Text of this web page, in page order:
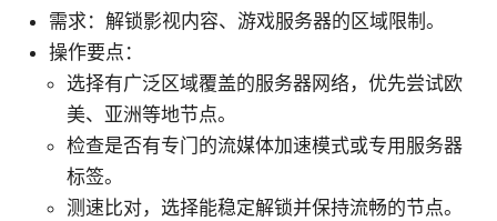
需求：解锁影视内容、游戏服务器的区域限制。
操作要点：
选择有广泛区域覆盖的服务器网络，优先尝试欧
美、亚洲等地节点。
检查是否有专门的流媒体加速模式或专用服务器
标签。
测速比对，选择能稳定解锁并保持流畅的节点。